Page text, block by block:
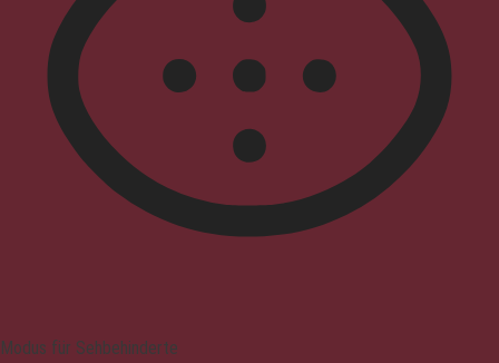
Modus für Sehbehinderte